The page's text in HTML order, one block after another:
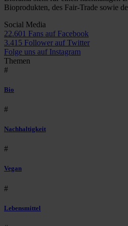
Bioprodukten, des Fair-Trade sowie
Social Media
22.601 Fans auf Facebook
3.415 Follower auf Twitter
Folge uns auf Instagram
Themen
#
Bio
#
Nachhaltigkeit
#
Vegan
#
Lebensmittel